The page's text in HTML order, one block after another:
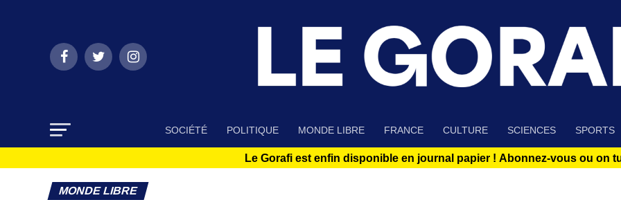
SOCIÉTÉ POLITIQUE MONDE LIBRE FRANCE CULTURE SCIENCES SPORTS
Le Gorafi est enfin disponible en journal papier ! Abonnez-vous ou on
MONDE LIBRE